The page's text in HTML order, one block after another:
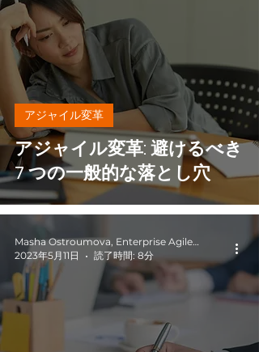
アジャイル変革: 避けるべき
7 つの一般的な落とし穴
アジャイル変革
Masha Ostroumova, Enterprise Agile Coach
2023年5月11日
読了時間: 8分